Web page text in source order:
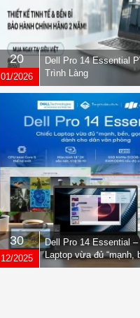
20
01/2026
Dell Pro 14 Essential
Trình Làng
30
12/2025
Dell Pro 14 Essential –
Laptop vừa đủ “mạnh,
nhẹ” dành cho dân văn